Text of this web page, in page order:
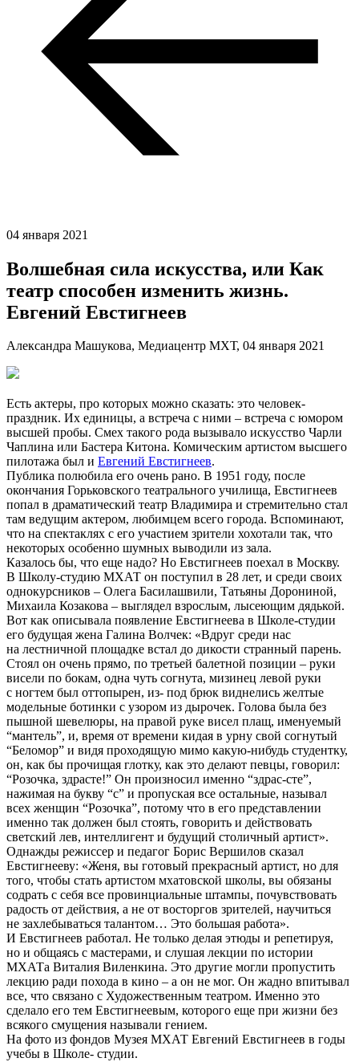
04 января 2021
Волшебная сила искусства, или Как
театр способен изменить жизнь.
Евгений Евстигнеев
Александра Машукова, Медиацентр МХТ, 04 января 2021
Есть актеры, про которых можно сказать: это человек-
праздник. Их единицы, а встреча с ними – встреча с юмором
высшей пробы. Смех такого рода вызывало искусство Чарли
Чаплина или Бастера Китона. Комическим артистом высшего
пилотажа был и Евгений Евстигнеев.
Публика полюбила его очень рано. В 1951 году, после
окончания Горьковского театрального училища, Евстигнеев
попал в драматический театр Владимира и стремительно стал
там ведущим актером, любимцем всего города. Вспоминают,
что на спектаклях с его участием зрители хохотали так, что
некоторых особенно шумных выводили из зала.
Казалось бы, что еще надо? Но Евстигнеев поехал в Москву.
В Школу-студию МХАТ он поступил в 28 лет, и среди своих
однокурсников – Олега Басилашвили, Татьяны Дорониной,
Михаила Козакова – выглядел взрослым, лысеющим дядькой.
Вот как описывала появление Евстигнеева в Школе-студии
его будущая жена Галина Волчек: «Вдруг среди нас
на лестничной площадке встал до дикости странный парень.
Стоял он очень прямо, по третьей балетной позиции – руки
висели по бокам, одна чуть согнута, мизинец левой руки
с ногтем был оттопырен, из- под брюк виднелись желтые
модельные ботинки с узором из дырочек. Голова была без
пышной шевелюры, на правой руке висел плащ, именуемый
“мантель”, и, время от времени кидая в урну свой согнутый
“Беломор” и видя проходящую мимо какую-нибудь студентку,
он, как бы прочищая глотку, как это делают певцы, говорил:
“Розочка, здрасте!” Он произносил именно “здрас-сте”,
нажимая на букву “с” и пропуская все остальные, называл
всех женщин “Розочка”, потому что в его представлении
именно так должен был стоять, говорить и действовать
светский лев, интеллигент и будущий столичный артист».
Однажды режиссер и педагог Борис Вершилов сказал
Евстигнееву: «Женя, вы готовый прекрасный артист, но для
того, чтобы стать артистом мхатовской школы, вы обязаны
содрать с себя все провинциальные штампы, почувствовать
радость от действия, а не от восторгов зрителей, научиться
не захлебываться талантом… Это большая работа».
И Евстигнеев работал. Не только делая этюды и репетируя,
но и общаясь с мастерами, и слушая лекции по истории
МХАТа Виталия Виленкина. Это другие могли пропустить
лекцию ради похода в кино – а он не мог. Он жадно впитывал
все, что связано с Художественным театром. Именно это
сделало его тем Евстигнеевым, которого еще при жизни без
всякого смущения называли гением.
На фото из фондов Музея МХАТ Евгений Евстигнеев в годы
учебы в Школе- студии.